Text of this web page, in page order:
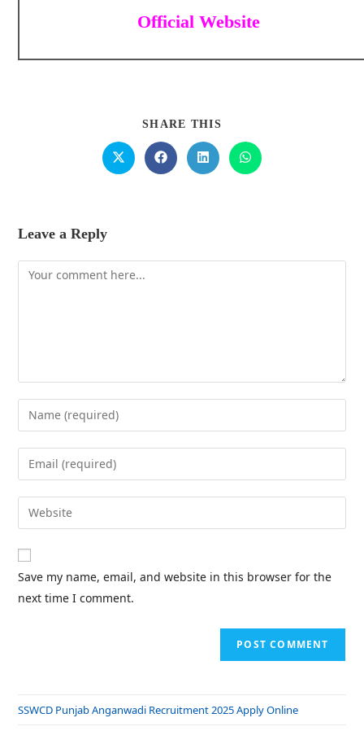
Official Website
SHARE THIS
Leave a Reply
Save my name, email, and website in this browser for the
next time I comment.
SSWCD Punjab Anganwadi Recruitment 2025 Apply Online